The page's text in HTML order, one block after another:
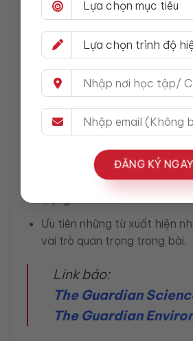
ĐĂNG KÝ NGAY
dài và khó hiểu
Cách dùng hiệu quả:
Mỗi tuần đọc 1 bài thuộc
Environment.
Trước khi đọc, nhìn tiêu đề,
đầu để đoán chủ đề.
Đọc lần đầu không tra từ.
Đọc lần hai, ghi lại tối đa 5
trọng.
Ưu tiên những từ xuất hiện
vai trò quan trọng trong bài.
Link báo:
The Guardian
The Guardian